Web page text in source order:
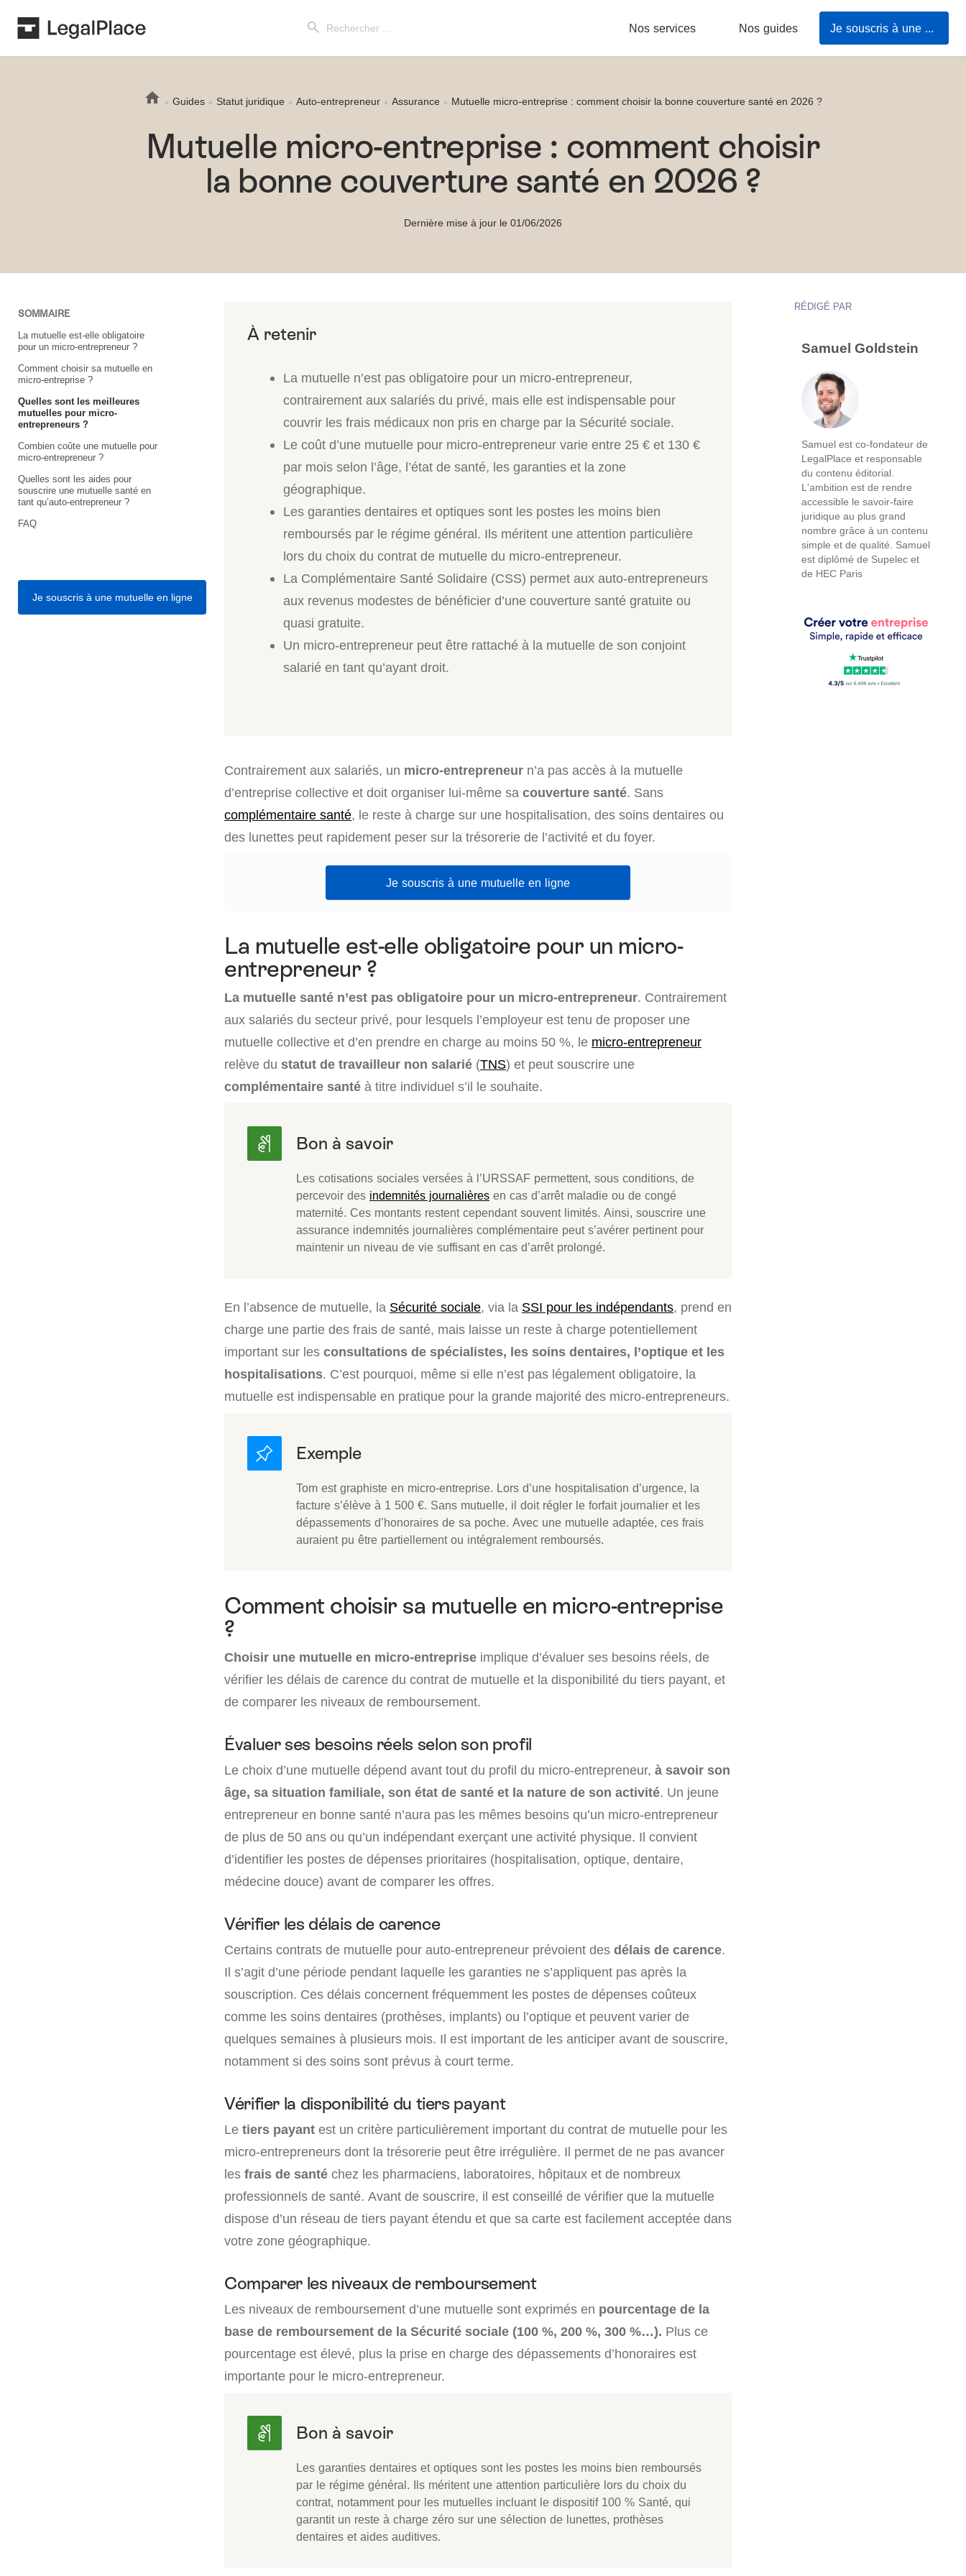
for:
Nos services
Nos guides Je souscris à une mutuelle en ligne
Guides Statut juridique Auto-entrepreneur Assurance Mutuelle micro-entreprise : comment choisir la bonne couverture santé en 2026 ?
Mutuelle micro-entreprise : comment choisir
la bonne couverture santé en 2026 ?
Dernière mise à jour le 01/06/2026
SOMMAIRE
La mutuelle est-elle obligatoire
pour un micro-entrepreneur ?
Comment choisir sa mutuelle en
micro-entreprise ?
Quelles sont les meilleures
mutuelles pour micro-
entrepreneurs ?
Combien coûte une mutuelle pour
micro-entrepreneur ?
Quelles sont les aides pour
souscrire une mutuelle santé en
tant qu’auto-entrepreneur ?
FAQ
Je souscris à une mutuelle en ligne
La mutuelle n’est pas obligatoire pour un micro-entrepreneur,
contrairement aux salariés du privé, mais elle est indispensable pour
couvrir les frais médicaux non pris en charge par la Sécurité sociale.
Le coût d’une mutuelle pour micro-entrepreneur varie entre 25 € et 130 €
par mois selon l’âge, l’état de santé, les garanties et la zone
géographique.
Les garanties dentaires et optiques sont les postes les moins bien
remboursés par le régime général. Ils méritent une attention particulière
lors du choix du contrat de mutuelle du micro-entrepreneur.
La Complémentaire Santé Solidaire (CSS) permet aux auto-entrepreneurs
aux revenus modestes de bénéficier d’une couverture santé gratuite ou
quasi gratuite.
Un micro-entrepreneur peut être rattaché à la mutuelle de son conjoint
salarié en tant qu’ayant droit.
Contrairement aux salariés, un micro-entrepreneur n’a pas accès à la mutuelle
d’entreprise collective et doit organiser lui-même sa couverture santé. Sans
complémentaire santé, le reste à charge sur une hospitalisation, des soins dentaires ou
des lunettes peut rapidement peser sur la trésorerie de l’activité et du foyer.
Je souscris à une mutuelle en ligne
La mutuelle est-elle obligatoire pour un micro-
entrepreneur ?
La mutuelle santé n’est pas obligatoire pour un micro-entrepreneur. Contrairement
aux salariés du secteur privé, pour lesquels l’employeur est tenu de proposer une
mutuelle collective et d’en prendre en charge au moins 50 %, le micro-entrepreneur
relève du statut de travailleur non salarié (TNS) et peut souscrire une
complémentaire santé à titre individuel s’il le souhaite.
Les cotisations sociales versées à l’URSSAF permettent, sous conditions, de
percevoir des indemnités journalières en cas d’arrêt maladie ou de congé
maternité. Ces montants restent cependant souvent limités. Ainsi, souscrire une
assurance indemnités journalières complémentaire peut s’avérer pertinent pour
maintenir un niveau de vie suffisant en cas d’arrêt prolongé.
En l’absence de mutuelle, la Sécurité sociale, via la SSI pour les indépendants, prend en
charge une partie des frais de santé, mais laisse un reste à charge potentiellement
important sur les consultations de spécialistes, les soins dentaires, l’optique et les
hospitalisations. C’est pourquoi, même si elle n’est pas légalement obligatoire, la
mutuelle est indispensable en pratique pour la grande majorité des micro-entrepreneurs.
Tom est graphiste en micro-entreprise. Lors d’une hospitalisation d’urgence, la
facture s’élève à 1 500 €. Sans mutuelle, il doit régler le forfait journalier et les
dépassements d’honoraires de sa poche. Avec une mutuelle adaptée, ces frais
auraient pu être partiellement ou intégralement remboursés.
Comment choisir sa mutuelle en micro-entreprise
?
Choisir une mutuelle en micro-entreprise implique d’évaluer ses besoins réels, de
vérifier les délais de carence du contrat de mutuelle et la disponibilité du tiers payant, et
de comparer les niveaux de remboursement.
Évaluer ses besoins réels selon son profil
Le choix d’une mutuelle dépend avant tout du profil du micro-entrepreneur, à savoir son
âge, sa situation familiale, son état de santé et la nature de son activité. Un jeune
entrepreneur en bonne santé n’aura pas les mêmes besoins qu’un micro-entrepreneur
de plus de 50 ans ou qu’un indépendant exerçant une activité physique. Il convient
d’identifier les postes de dépenses prioritaires (hospitalisation, optique, dentaire,
médecine douce) avant de comparer les offres.
Vérifier les délais de carence
Certains contrats de mutuelle pour auto-entrepreneur prévoient des délais de carence.
Il s’agit d’une période pendant laquelle les garanties ne s’appliquent pas après la
souscription. Ces délais concernent fréquemment les postes de dépenses coûteux
comme les soins dentaires (prothèses, implants) ou l’optique et peuvent varier de
quelques semaines à plusieurs mois. Il est important de les anticiper avant de souscrire,
notamment si des soins sont prévus à court terme.
Vérifier la disponibilité du tiers payant
Le tiers payant est un critère particulièrement important du contrat de mutuelle pour les
micro-entrepreneurs dont la trésorerie peut être irrégulière. Il permet de ne pas avancer
les frais de santé chez les pharmaciens, laboratoires, hôpitaux et de nombreux
professionnels de santé. Avant de souscrire, il est conseillé de vérifier que la mutuelle
dispose d’un réseau de tiers payant étendu et que sa carte est facilement acceptée dans
votre zone géographique.
Comparer les niveaux de remboursement
Les niveaux de remboursement d’une mutuelle sont exprimés en pourcentage de la
base de remboursement de la Sécurité sociale (100 %, 200 %, 300 %…). Plus ce
pourcentage est élevé, plus la prise en charge des dépassements d’honoraires est
importante pour le micro-entrepreneur.
Les garanties dentaires et optiques sont les postes les moins bien remboursés
par le régime général. Ils méritent une attention particulière lors du choix du
contrat, notamment pour les mutuelles incluant le dispositif 100 % Santé, qui
garantit un reste à charge zéro sur une sélection de lunettes, prothèses
dentaires et aides auditives.
RÉDIGÉ PAR
Samuel Goldstein
Samuel est co-fondateur de
LegalPlace et responsable
du contenu éditorial.
L'ambition est de rendre
accessible le savoir-faire
juridique au plus grand
nombre grâce à un contenu
simple et de qualité. Samuel
est diplômé de Supelec et
de HEC Paris